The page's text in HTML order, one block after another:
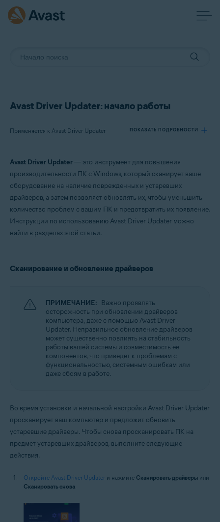
Avast Driver Updater: начало работы
Применяется к Avast Driver Updater ПОКАЗАТЬ ПОДРОБНОСТИ
Операционные системы:
Avast Driver Updater— это инструмент для повышения
производительности ПК с Windows, который сканирует ваше
оборудование на наличие поврежденных и устаревших
драйверов, а затем позволяет обновлять их, чтобы уменьшить
количество проблем с вашим ПК и предотвратить их появление.
Инструкции по использованию Avast Driver Updater можно
найти в разделах этой статьи.
Сканирование и обновление драйверов
ПРИМЕЧАНИЕ: Важно проявлять
осторожность при обновлении драйверов
компьютера, даже с помощью Avast Driver
Updater. Неправильное обновление драйверов
может существенно повлиять на стабильность
работы вашей системы и совместимость ее
компонентов, что приведет к проблемам с
функциональностью, системным ошибкам или
даже сбоям в работе.
Во время установки и начальной настройки Avast Driver Updater
просканирует ваш компьютер и предложит обновить
устаревшие драйверы. Чтобы снова просканировать ПК на
предмет устаревших драйверов, выполните следующие
действия.
Откройте Avast Driver Updater и нажмите Сканировать драйверы или
Сканировать снова.